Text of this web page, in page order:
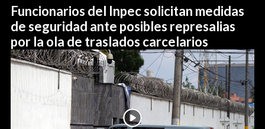
Funcionarios del Inpec solicitan medidas
de seguridad ante posibles represalias
por la ola de traslados carcelarios